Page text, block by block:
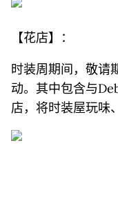
【花店】：
时装周期间，敬请
动。其中包含与
店，将时装屋玩味